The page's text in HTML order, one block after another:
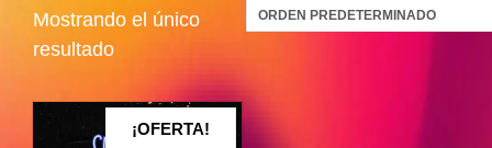
Mostrando el único
resultado
¡OFERTA!